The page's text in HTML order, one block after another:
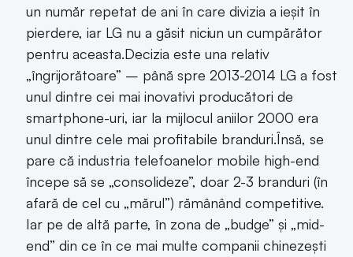
un număr repetat de ani în care divizia a ieșit în
pierdere, iar LG nu a găsit niciun un cumpărător
pentru aceasta.Decizia este una relativ
„îngrijorătoare” – până spre 2013-2014 LG a fost
unul dintre cei mai inovativi producători de
smartphone-uri, iar la mijlocul aniilor 2000 era
unul dintre cele mai profitabile branduri.Însă, se
pare că industria telefoanelor mobile high-end
începe să se „consolideze”, doar 2-3 branduri (în
afară de cel cu „mărul”) rămânând competitive.
Iar pe de altă parte, în zona de „budge” și „mid-
end” din ce în ce mai multe companii chinezești